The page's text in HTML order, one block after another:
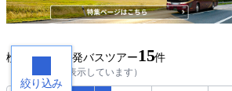
絞り込み
検索結果関西発バスツアー15件
件目を表示しています）